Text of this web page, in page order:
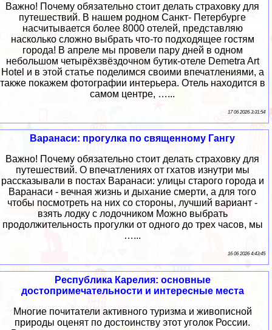
Важно! Почему обязательно стоит делать страховку для
путешествий. В нашем родном Санкт- Петербурге
насчитывается более 8000 отелей, представляю
насколько сложно выбрать что-то подходящее гостям
города! В апреле мы провели пару дней в одном
небольшом четырёхзвёздочном бутик-отеле Demetra Art
Hotel и в этой статье поделимся своими впечатлениями, а
также покажем фотографии интерьера. Отель находится в
самом центре, …...
17 06 2026 3:31:54
Варанаси: прогулка по священному Гангу
Важно! Почему обязательно стоит делать страховку для
путешествий. О впечатлениях от гхатов изнутри мы
рассказывали в постах Варанаси: улицы старого города и
Варанаси - вечная жизнь и дыхание смерти, а для того
чтобы посмотреть на них со стороны, лучший вариант -
взять лодку с лодочником Можно выбрать
продолжительность прогулки от одного до трех часов, мы
…...
16 06 2026 4:43:45
Республика Карелия: основные
достопримечательности и интересные места
Многие почитатели активного туризма и живописной
природы оценят по достоинству этот уголок России.